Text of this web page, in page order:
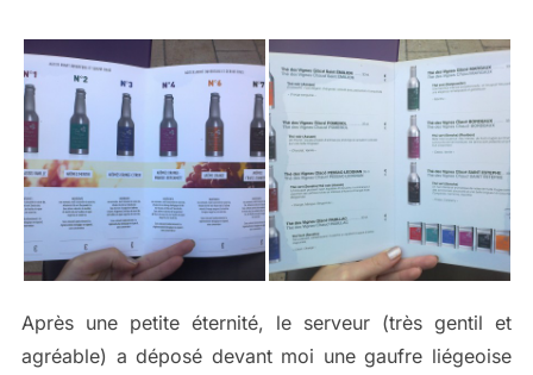
Après une petite éternité, le serveur (très gentil et
agréable) a déposé devant moi une gaufre liégeoise